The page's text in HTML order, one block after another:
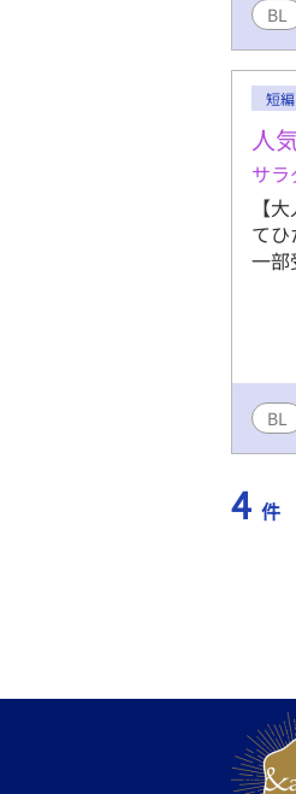
BL
短編
人
サラ
【
て
一部
BL
4 件